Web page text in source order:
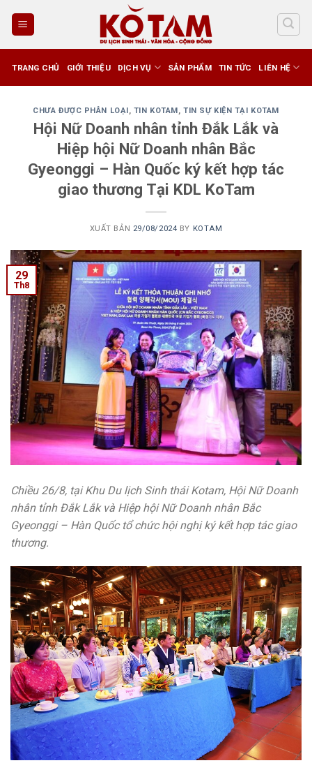
TRANG CHỦ GIỚI THIỆU DỊCH VỤ SẢN PHẨM TIN TỨC LIÊN HỆ
CHƯA ĐƯỢC PHÂN LOẠI, TIN KOTAM,TIN SỰ KIỆN TẠI KOTAM
Hội Nữ Doanh nhân tỉnh Đắk Lắk và
Hiệp hội Nữ Doanh nhân Bắc
Gyeonggi – Hàn Quốc ký kết hợp tác
giao thương Tại KDL KoTam
XUẤT BẢN 29/08/2024 BY KOTAM
29
Th8
Chiều 26/8, tại Khu Du lịch Sinh thái Kotam, Hội Nữ Doanh
nhân tỉnh Đắk Lắk và Hiệp hội Nữ Doanh nhân Bắc
Gyeonggi – Hàn Quốc tổ chức hội nghị ký kết hợp tác giao
thương.